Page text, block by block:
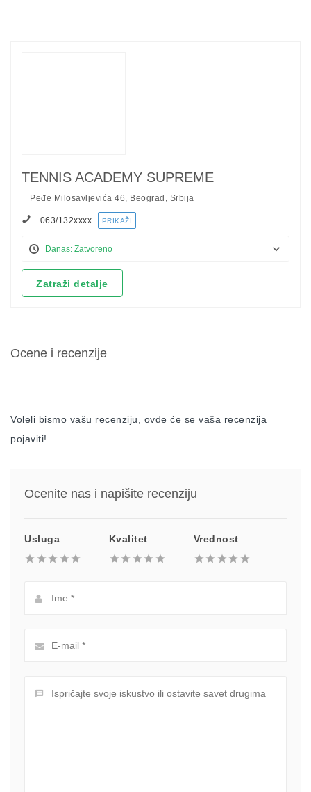
TENNIS ACADEMY SUPREME
Peđe Milosavljevića 46, Beograd, Srbija
063/132xxxx PRIKAŽI
Danas: Zatvoreno
Zatraži detalje
Ocene i recenzije
Voleli bismo vašu recenziju, ovde će se vaša recenzija
pojaviti!
Ocenite nas i napišite recenziju
Usluga Kvalitet Vrednost